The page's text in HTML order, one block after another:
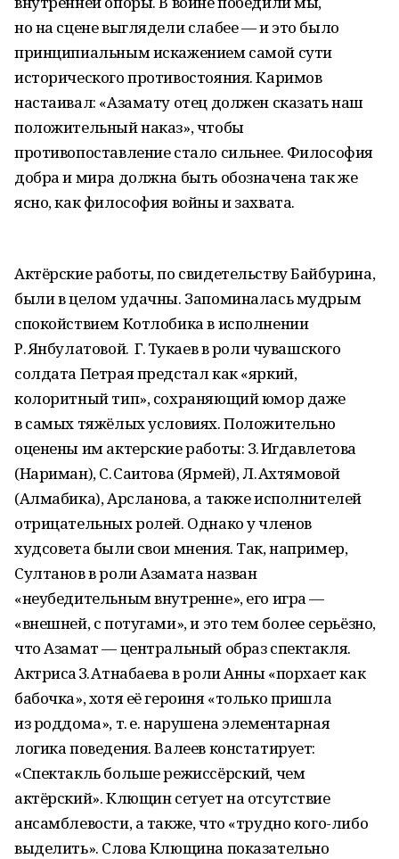
но на сцене выглядели слабее — и это было
принципиальным искажением самой сути
исторического противостояния. Каримов
настаивал: «Азамату отец должен сказать наш
положительный наказ», чтобы
противопоставление стало сильнее. Философия
добра и мира должна быть обозначена так же
ясно, как философия войны и захвата.
Актёрские работы, по свидетельству Байбурина,
были в целом удачны. Запоминалась мудрым
спокойствием Котлобика в исполнении
Р. Янбулатовой. Г. Тукаев в роли чувашского
солдата Петрая предстал как «яркий,
колоритный тип», сохраняющий юмор даже
в самых тяжёлых условиях. Положительно
оценены им актерские работы: З. Игдавлетова
(Нариман), С. Саитова (Ярмей), Л. Ахтямовой
(Алмабика), Арсланова, а также исполнителей
отрицательных ролей. Однако у членов
худсовета были свои мнения. Так, например,
Султанов в роли Азамата назван
«неубедительным внутренне», его игра —
«внешней, с потугами», и это тем более серьёзно,
что Азамат — центральный образ спектакля.
Актриса З. Атнабаева в роли Анны «порхает как
бабочка», хотя её героиня «только пришла
из роддома», т. е. нарушена элементарная
логика поведения. Валеев констатирует:
«Спектакль больше режиссёрский, чем
актёрский». Клющин сетует на отсутствие
ансамблевости, а также, что «трудно кого-либо
выделить». Слова Клющина показательно